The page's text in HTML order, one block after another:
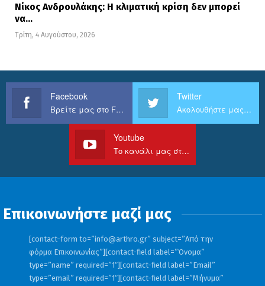
Νίκος Ανδρουλάκης: Η κλιματική κρίση δεν μπορεί
να…
Τρίτη, 4 Αυγούστου, 2026
Facebook
Βρείτε μας στο Facebook
Twitter
Ακολουθήστε μας στο Twitter
Youtube
Το κανάλι μας στο Youtube
Επικοινωνήστε μαζί μας
[contact-form to=”info@arthro.gr” subject=”Από την
φόρμα Επικοινωνίας”][contact-field label=”Όνομα”
type=”name” required=”1″][contact-field label=”Email”
type=”email” required=”1″][contact-field label=”Μήνυμα”